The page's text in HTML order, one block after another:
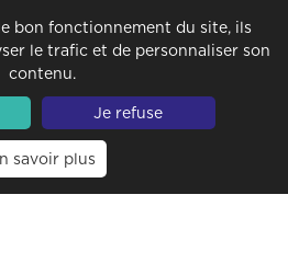
bon fonctionnement du site, ils
le trafic et de personnaliser son
contenu.
Je refuse
savoir plus